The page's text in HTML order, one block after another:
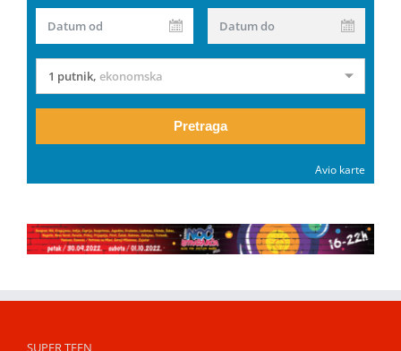
Datum od Datum do
1 putnik, ekonomska
Pretraga
Avio karte